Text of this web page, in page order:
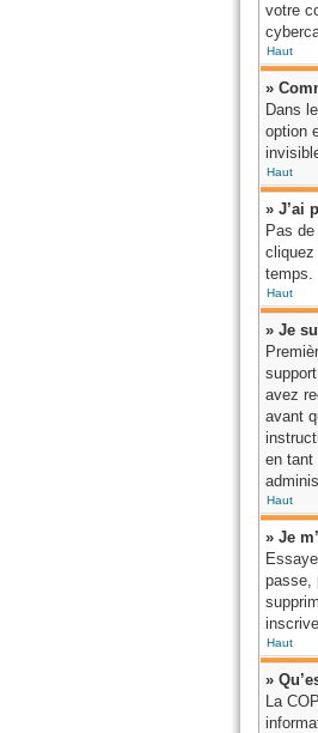
votre
Haut
»
Dans
option
Haut
» J’ai
Pas
cliquez
temps.
Haut
» Je
avez
avant
en tant
Haut
» Je
passe,
Haut
»
La